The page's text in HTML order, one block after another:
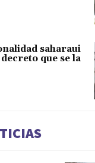
saharaui
que se la